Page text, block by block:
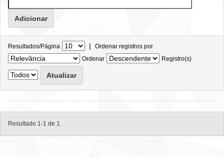
Resultados/Página | Ordenar registros por
Ordenar
Registro(s)
Resultado 1-1 de 1.